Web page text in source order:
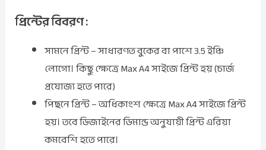
প্রিন্টের বিবরণ :
সামনে প্রিন্ট – সাধারণত বুকের বা পাশে 3.5 ইঞ্চি
লোগো। কিছু ক্ষেত্রে Max A4 সাইজে প্রিন্ট হয় (চার্জ
প্রযোজ্য হতে পারে)
পিছনে প্রিন্ট – অধিকাংশ ক্ষেত্রে Max A4 সাইজে প্রিন্ট
হয়। তবে ডিজাইনের ডিমান্ড অনুযায়ী প্রিন্ট এরিয়া
কমবেশি হতে পারে।